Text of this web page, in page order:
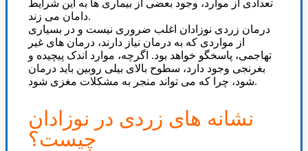
تعدادی از موارد، وجود بعضی از بیماری ها به این شرایط
دامان می زند.
درمان زردی نوزادان اغلب ضروری نیست و در بسیاری
از مواردی که به درمان نیاز دارند، درمان های غیر
تهاجمی، پاسخگو خواهد بود. اگرچه، موارد اندک پیچیده و
بغرنجی وجود دارد، سطوح بالای بیلی روبین باید درمان
شود، چرا که می تواند منجر به مشکلات مغزی شود.
نشانه های زردی در نوزادان
چیست؟